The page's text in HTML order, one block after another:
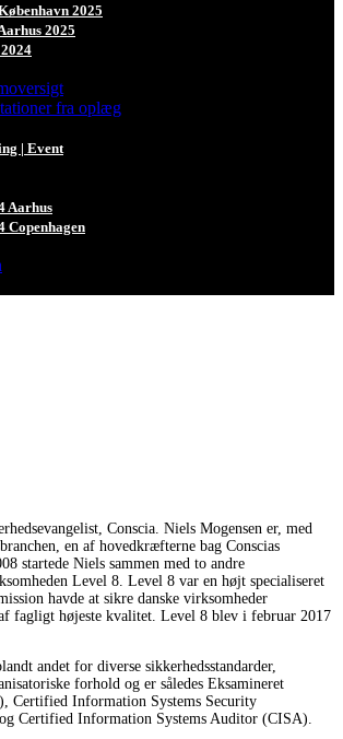
2025
2025
fra oplæg
| Event
Aarhus
Copenhagen
Conscia. Niels Mogensen er, med
en af hovedkræfterne bag Conscias
startede Niels sammen med to andre
Level 8. Level 8 var en højt specialiseret
havde at sikre danske virksomheder
fagligt højeste kvalitet. Level 8 blev i februar 2017
andet for diverse sikkerhedsstandarder,
forhold og er således Eksamineret
Certified Information Systems Security
Certified Information Systems Auditor (CISA).